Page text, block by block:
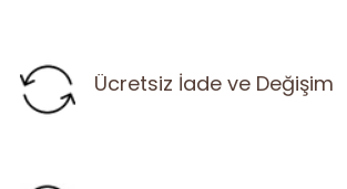
Ücretsiz İade ve Değişim